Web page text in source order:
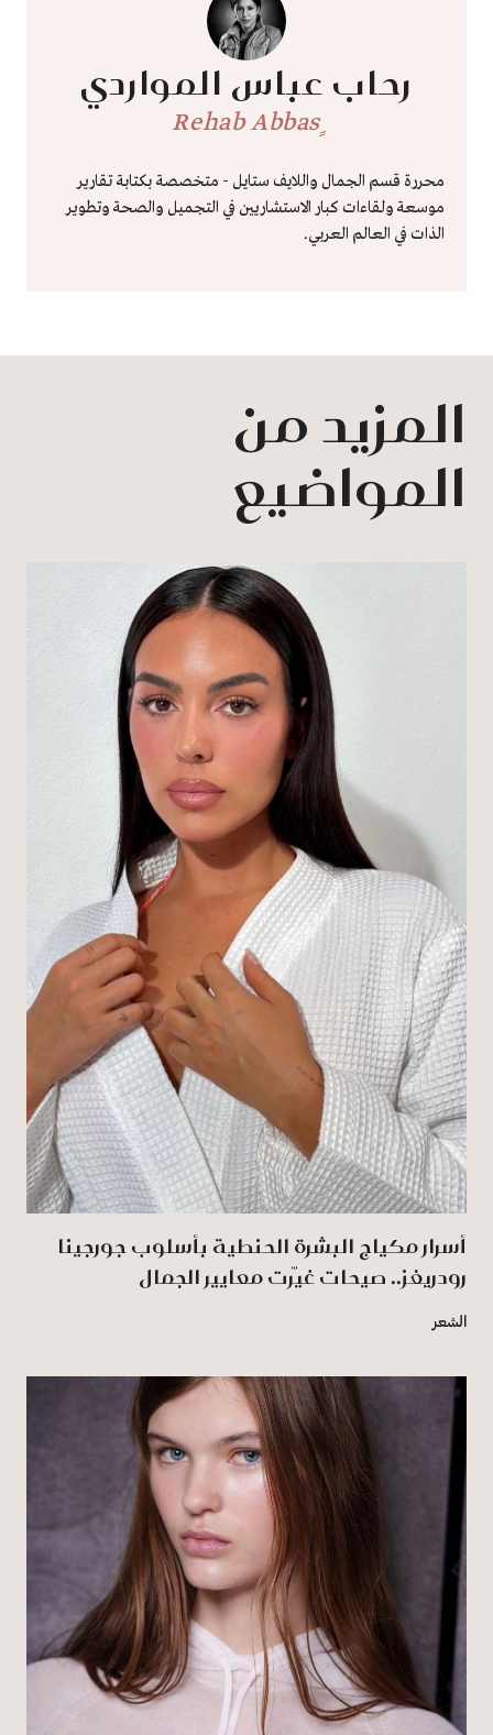
رحاب عباس المواردي
محررة قسم الجمال واللايف ستايل - متخصصة بكتابة تقارير
موسعة ولقاءات كبار الاستشاريين في التجميل والصحة وتطوير
الذات في العالم العربي.
المزيد من
المواضيع
أسرار مكياج البشرة الحنطية بأسلوب جورجينا
رودريغز.. صيحات غيّرت معايير الجمال
الشعر